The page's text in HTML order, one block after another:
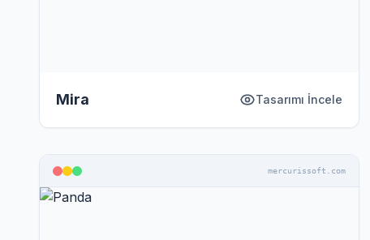
Mira Tasarımı İncele
mercurissoft.com